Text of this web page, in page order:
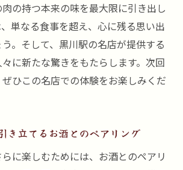
の持つ本来の味を最大限に引き出し
単なる食事を超え、心に残る思い出
。そして、黒川駅の名店が提供する
に新たな驚きをもたらします。次回
ひこの名店での体験をお楽しみくだ
き立てるお酒とのペアリング
に楽しむためには、お酒とのペアリ